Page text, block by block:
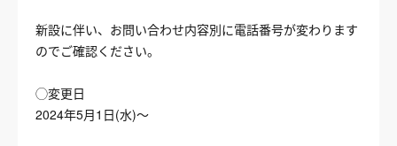
新設に伴い、お問い合わせ内容別に電話番号が変わります
のでご確認ください。
◯変更日
2024年5月1日(水)〜